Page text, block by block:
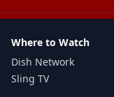
Where to Watch
Dish Network
Sling TV